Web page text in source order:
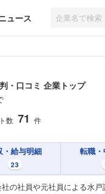
ュース
・口コミ 企業トップ
数 71 件
・給与明細
23
転職
の社員や元社員による水